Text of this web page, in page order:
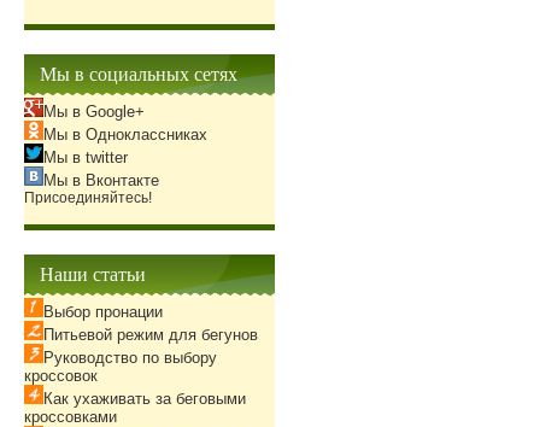
Мы в социальных сетях
Мы в Google+
Мы в Одноклассниках
Мы в twitter
Мы в Вконтакте
Присоединяйтесь!
Наши статьи
Выбор пронации
Питьевой режим для бегунов
Руководство по выбору
кроссовок
Как ухаживать за беговыми
кроссовками